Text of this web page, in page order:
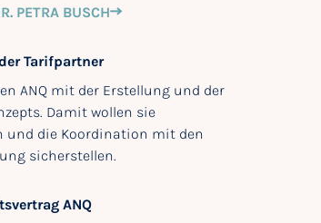
PETRA BUSCH
Tarifpartner
ANQ mit der Erstellung und der
Damit wollen sie
und die Koordination mit den
sicherstellen.
ANQ